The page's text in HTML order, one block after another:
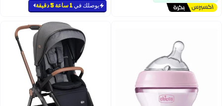
يوصلك في 1 ساعة 5 دقيقة